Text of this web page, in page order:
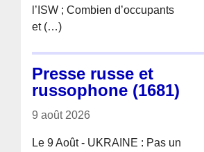
l’ISW ; Combien d’occupants
et (…)
Presse russe et
russophone (1681)
9 août 2026
Le 9 Août - UKRAINE : Pas un